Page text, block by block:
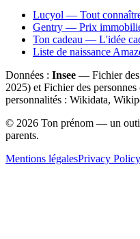
Lucyol — Tout
Gentry — Prix
Ton cadeau — L'idée
Liste de naissance
Données : Insee — Fichier des
2025) et Fichier des
personnalités : Wikidata,
© 2026 Ton prénom — un
parents.
Mentions légalesPrivacy Policy